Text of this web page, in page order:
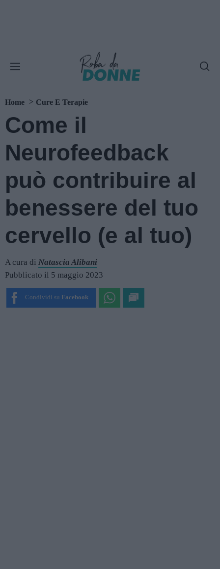
Home Cure E Terapie
Come il
Neurofeedback
può contribuire al
benessere del tuo
cervello (e al tuo)
A cura di Natascia Alibani
Pubblicato il 5 maggio 2023
Condividi su Facebook